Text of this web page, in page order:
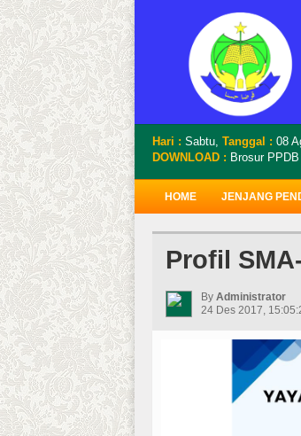
Hari : Sabtu, Tanggal : 08
DOWNLOAD : Brosur
HOME JENJANG
Profil
By Administrator
24 Des 2017,